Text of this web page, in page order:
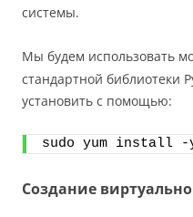
системы.
Мы будем использовать
стандартной библиотеки
установить с помощью:
sudo yum install -
Создание